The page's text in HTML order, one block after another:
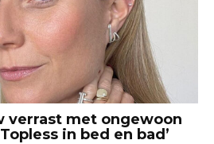
verrast met ongewoon
in bed en bad’